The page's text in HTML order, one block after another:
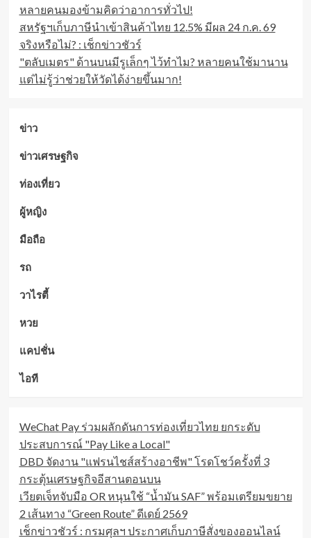
หลายคนมองข้ามคิดว่าอาการทั่วไป!
สหรัฐฯเก็บภาษีนำเข้าสินค้าไทย 12.5% มีผล 24 ก.ค. 69
จริงหรือไม่? : เช็กข่าวชัวร์
"ตลับเมตร" ด้านบนมีรูเล็กๆ ไว้ทำไม? หลายคนใช้มานาน
แต่ไม่รู้ว่าช่วยให้วัดได้ง่ายขึ้นมาก!
ข่าว
ข่าวเศรษฐกิจ
ท่องเที่ยว
ผู้หญิง
มือถือ
รถ
วาไรตี้
หวย
แคปชั่น
ไอที
WeChat Pay ร่วมผลักดันการท่องเที่ยวไทย ยกระดับ
ประสบการณ์ "Pay Like a Local"
DBD จัดงาน "แฟรนไชส์สร้างอาชีพ" โรดโชว์ครั้งที่ 3
กระตุ้นเศรษฐกิจอีสานตอนบน
เวียตเจ็ทจับมือ OR หนุนใช้ “น้ำมัน SAF” พร้อมเตรียมขยาย
2 เส้นทาง “Green Route” ดีเดย์ 2569
เช็กข่าวชัวร์ : กรมศุลฯ ประกาศเก็บภาษีสั่งของออนไลน์